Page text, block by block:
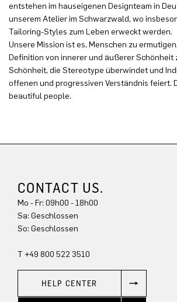
entstehen im hauseigenen Designteam in
unserem Atelier im Schwarzwald, wo
Tailoring-Styles zum Leben erweckt werden.
Unsere Mission ist es, Menschen zu
Definition von innerer und äußerer Schönheit
Schönheit, die Stereotype überwindet und
offenen und progressiven Verständnis feiert.
beautiful people.
CONTACT US.
Mo - Fr: 09h00 - 18h00
Sa: Geschlossen
So: Geschlossen
T +49 800 522 3510
HELP CENTER